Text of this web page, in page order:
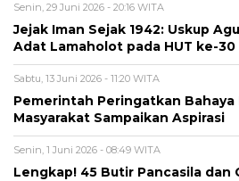
Senin, 29 Juni 2026 - 20:16 WITA
Jejak Iman Sejak 1942: Uskup
Adat Lamaholot pada HUT ke-
Sabtu, 13 Juni 2026 - 11:20 WITA
Pemerintah Peringatkan
Masyarakat Sampaikan Aspirasi
Senin, 1 Juni 2026 - 08:49 WITA
Lengkap! 45 Butir Pancasila dan